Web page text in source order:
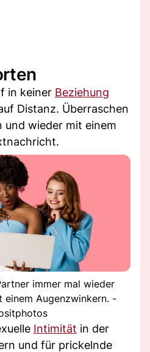
in keiner Beziehung
Distanz. Überraschen
und wieder mit einem
immer mal wieder
einem Augenzwinkern. -
Intimität in der
und für prickelnde